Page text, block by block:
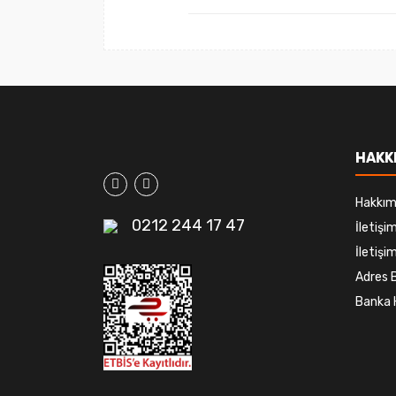
0212 244 17 47
Adres
Banka